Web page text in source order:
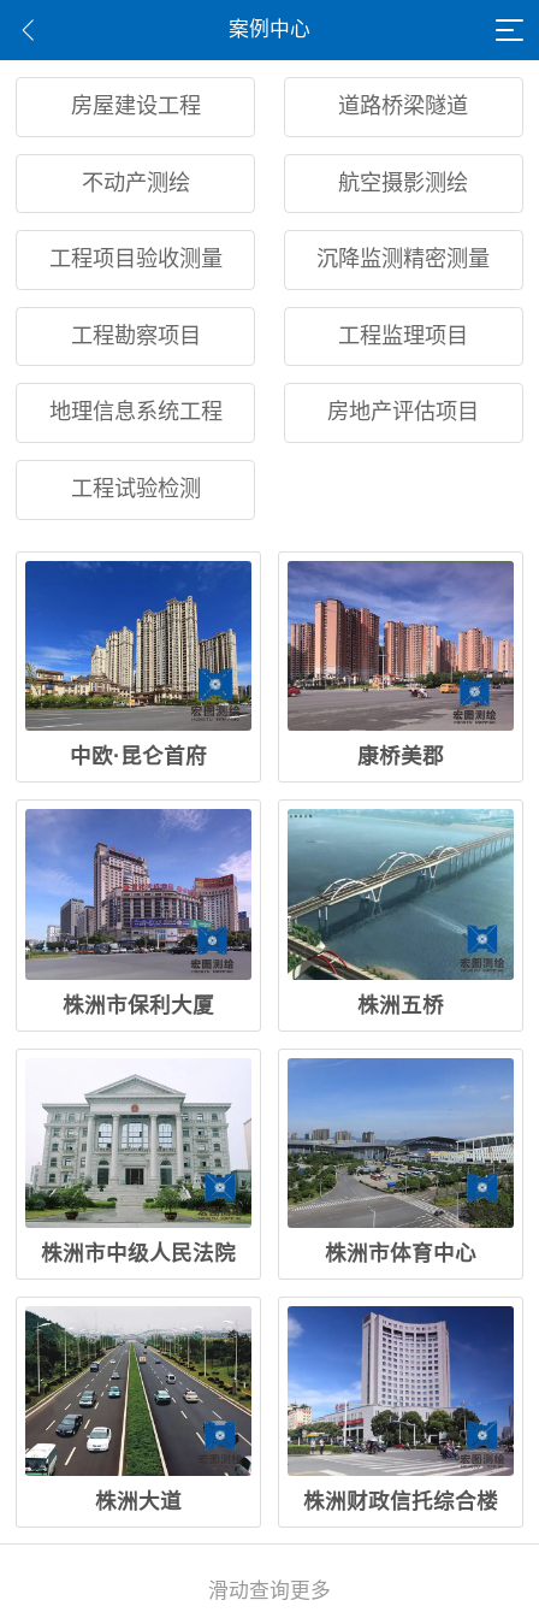
案例中心
房屋建设工程 道路桥梁隧道
不动产测绘 航空摄影测绘
工程项目验收测量 沉降监测精密测量
工程勘察项目 工程监理项目
地理信息系统工程 房地产评估项目
工程试验检测
中欧·昆仑首府 康桥美郡
株洲市保利大厦 株洲五桥
株洲市中级人民法院 株洲市体育中心
株洲大道 株洲财政信托综合楼
滑动查询更多